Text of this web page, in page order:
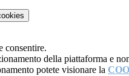
consentire.
della piattaforma e
potete visionare la